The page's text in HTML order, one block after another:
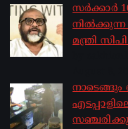
സർക്കാർ
നിൽക്കുന്ന
മന്ത്രി